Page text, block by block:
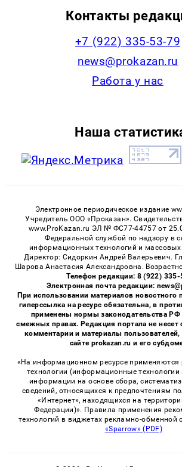
Контакты
+7 (922) 335-53-79
news@prokazan.ru
Работа у нас
Наша
Электронное периодическое издание
Учредитель ООО «Проказан».
www.ProKazan.ru ЭЛ № ФС77-44757 от
Федеральной службой по надзору в
информационных технологий и
Директор: Сидоркин Андрей Валерьевич.
Шарова Анастасия Александровна.
Телефон редакции: 8 (922)
Электронная почта редакции:
При использовании материалов новостного
гиперссылка на ресурс обязательна, в
применены нормы законодательства РФ
смежных правах. Редакция портала не несет
комментарии и материалы
сайте prokazan.ru и его
«На информационном ресурсе применяются
технологии (информационные технологии
информации на основе сбора,
сведений, относящихся к предпочтениям
«Интернет», находящихся на
Федерации)». Правила применения
технологий в виджетах рекламно-обменной
«Sparrow» (PDF)